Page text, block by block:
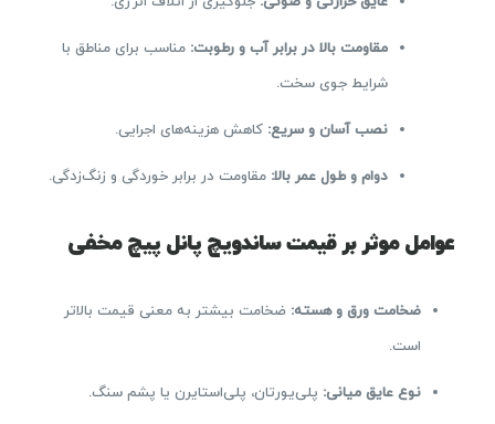
مقاومت بالا در برابر آب و رطوبت: مناسب برای مناطق با
شرایط جوی سخت.
نصب آسان و سریع: کاهش هزینه‌های اجرایی.
دوام و طول عمر بالا: مقاومت در برابر خوردگی و زنگ‌زدگی.
عوامل موثر بر قیمت ساندویچ پانل پیچ مخفی
ضخامت ورق و هسته: ضخامت بیشتر به معنی قیمت بالاتر
است.
نوع عایق میانی: پلی‌یورتان، پلی‌استایرن یا پشم سنگ.